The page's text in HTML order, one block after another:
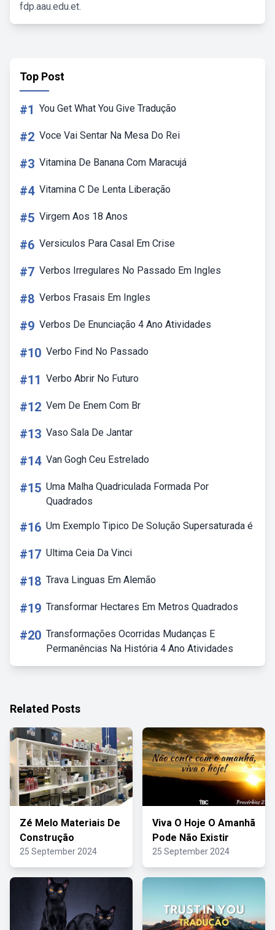
fdp.aau.edu.et.
Top Post
#1 You Get What You Give Tradução
#2 Voce Vai Sentar Na Mesa Do Rei
#3 Vitamina De Banana Com Maracujá
#4 Vitamina C De Lenta Liberação
#5 Virgem Aos 18 Anos
#6 Versiculos Para Casal Em Crise
#7 Verbos Irregulares No Passado Em Ingles
#8 Verbos Frasais Em Ingles
#9 Verbos De Enunciação 4 Ano Atividades
#10 Verbo Find No Passado
#11 Verbo Abrir No Futuro
#12 Vem De Enem Com Br
#13 Vaso Sala De Jantar
#14 Van Gogh Ceu Estrelado
#15 Uma Malha Quadriculada Formada Por
Quadrados
#16 Um Exemplo Tipico De Solução Supersaturada é
#17 Ultima Ceia Da Vinci
#18 Trava Linguas Em Alemão
#19 Transformar Hectares Em Metros Quadrados
#20 Transformações Ocorridas Mudanças E
Permanências Na História 4 Ano Atividades
Related Posts
Zé Melo Materiais De
Construção
25 September 2024
Viva O Hoje O Amanhã
Pode Não Existir
25 September 2024